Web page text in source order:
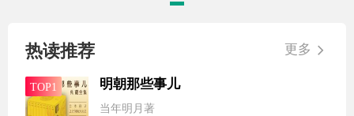
热读推荐 更多
TOP1 明朝那些事儿
当年明月著